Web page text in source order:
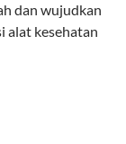
dan wujudkan
alat kesehatan